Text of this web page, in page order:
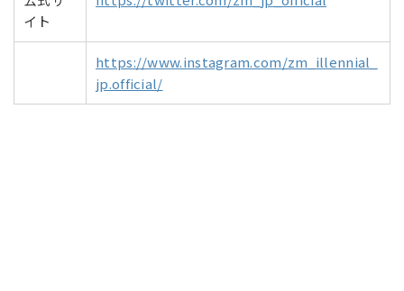
イト
https://www.instagram.com/zm_illennial_
jp.official/